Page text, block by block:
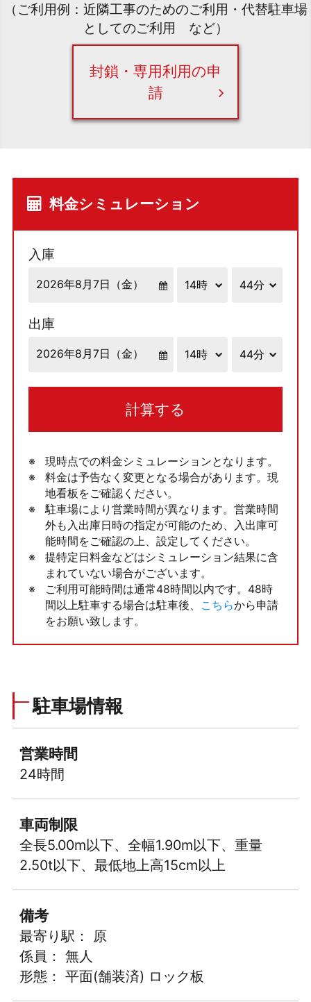
（ご利用例：近隣工事のためのご利用・代替駐車場
としてのご利用 など）
封鎖・専用利用の申
請
料金シミュレーション
入庫
出庫
計算する
現時点での料金シミュレーションとなります。
料金は予告なく変更となる場合があります。現
地看板をご確認ください。
駐車場により営業時間が異なります。営業時間
外も入出庫日時の指定が可能のため、入出庫可
能時間をご確認の上、設定してください。
提特定日料金などはシミュレーション結果に含
まれていない場合がございます。
ご利用可能時間は通常48時間以内です。48時
間以上駐車する場合は駐車後、
こちらから申請
をお願い致します。
駐車場情報
営業時間
24時間
車両制限
全長5.00m以下、全幅1.90m以下、重量
2.50t以下、最低地上高15cm以上
備考
最寄り駅： 原
係員： 無人
形態： 平面(舗装済) ロック板